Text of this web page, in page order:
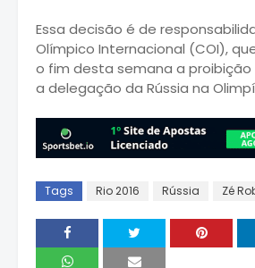
Essa decisão é de
Olímpico Internacional (COI),
o fim desta semana a
a delegação da Rússia na
Tags Rio 2016 Rússia Zé